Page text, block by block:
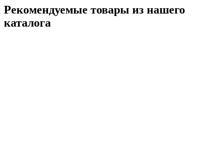
Рекомендуемые товары из нашего
каталога